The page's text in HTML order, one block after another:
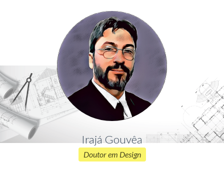
Irajá Gouvêa
Doutor em Design